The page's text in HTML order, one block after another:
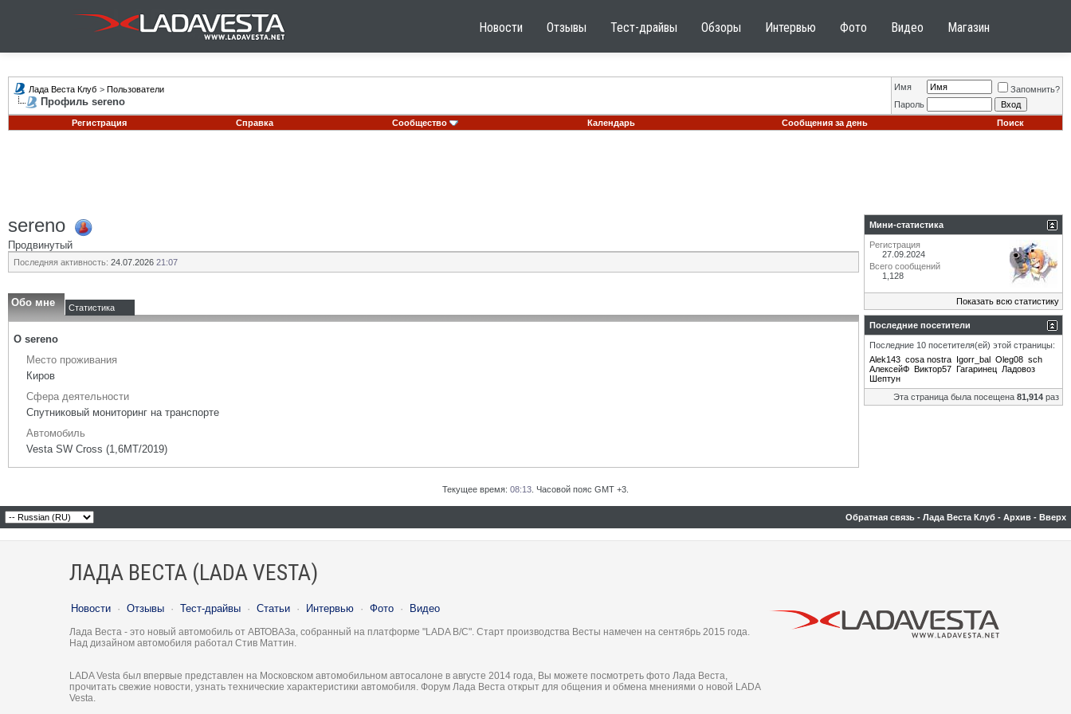
Новости Отзывы Тест-драйвы Обзоры Интервью Фото Видео Магазин
Лада Веста Клуб > Пользователи
Профиль sereno
Имя
Запомнить?
Пароль
Регистрация
Справка Сообщество Календарь Сообщения за день Поиск
sereno
Продвинутый
Последняя активность: 24.07.2026 21:07
Обо мне Статистика
О sereno
Место проживания
Киров
Сфера деятельности
Спутниковый мониторинг на транспорте
Автомобиль
Vesta SW Cross (1,6МТ/2019)
Мини-статистика
Регистрация
27.09.2024
Всего сообщений
1,128
Показать всю статистику
Последние посетители
Последние 10 посетителя(ей) этой страницы:
Alek143 cosa nostra Igorr_bal Oleg08 sch
АлексейФ Виктор57 Гагаринец Ладовоз
Шептун
Эта страница была посещена 81,914 раз
Текущее время: 08:13 . Часовой пояс GMT +3.
Обратная связь - Лада Веста Клуб - Архив - Вверх
ЛАДА ВЕСТА (LADA VESTA)
Новости · Отзывы · Тест-драйвы · Статьи · Интервью · Фото · Видео
Лада Веста - это новый автомобиль от АВТОВАЗа, собранный на платформе "LADA B/C". Старт производства Весты намечен на сентябрь 2015 года.
Над дизайном автомобиля работал Стив Маттин.
LADA Vesta был впервые представлен на Московском автомобильном автосалоне в августе 2014 года, Вы можете посмотреть фото Лада Веста,
прочитать свежие новости, узнать технические характеристики автомобиля. Форум Лада Веста открыт для общения и обмена мнениями о новой LADA
Vesta.